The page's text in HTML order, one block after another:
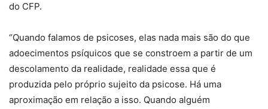
do CFP.
“Quando falamos de psicoses, elas nada mais são do que
adoecimentos psíquicos que se constroem a partir de um
descolamento da realidade, realidade essa que é
produzida pelo próprio sujeito da psicose. Há uma
aproximação em relação a isso. Quando alguém